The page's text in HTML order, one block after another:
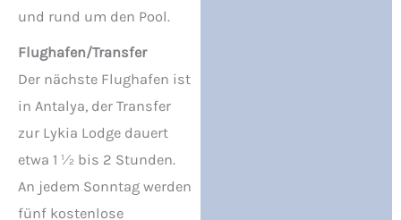
und rund um den Pool.
Flughafen/Transfer
Der nächste Flughafen ist
in Antalya, der Transfer
zur Lykia Lodge dauert
etwa 1 ½ bis 2 Stunden.
An jedem Sonntag werden
fünf kostenlose